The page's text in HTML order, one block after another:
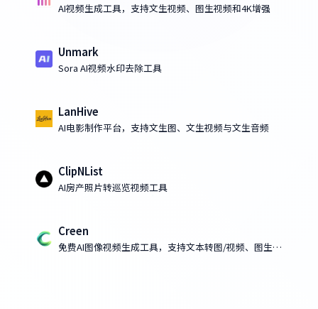
AI视频生成工具，支持文生视频、图生视频和4K增强
Unmark
Sora AI视频水印去除工具
LanHive
AI电影制作平台，支持文生图、文生视频与文生音频
ClipNList
AI房产照片转巡览视频工具
Creen
免费AI图像视频生成工具，支持文本转图/视频、图生图/